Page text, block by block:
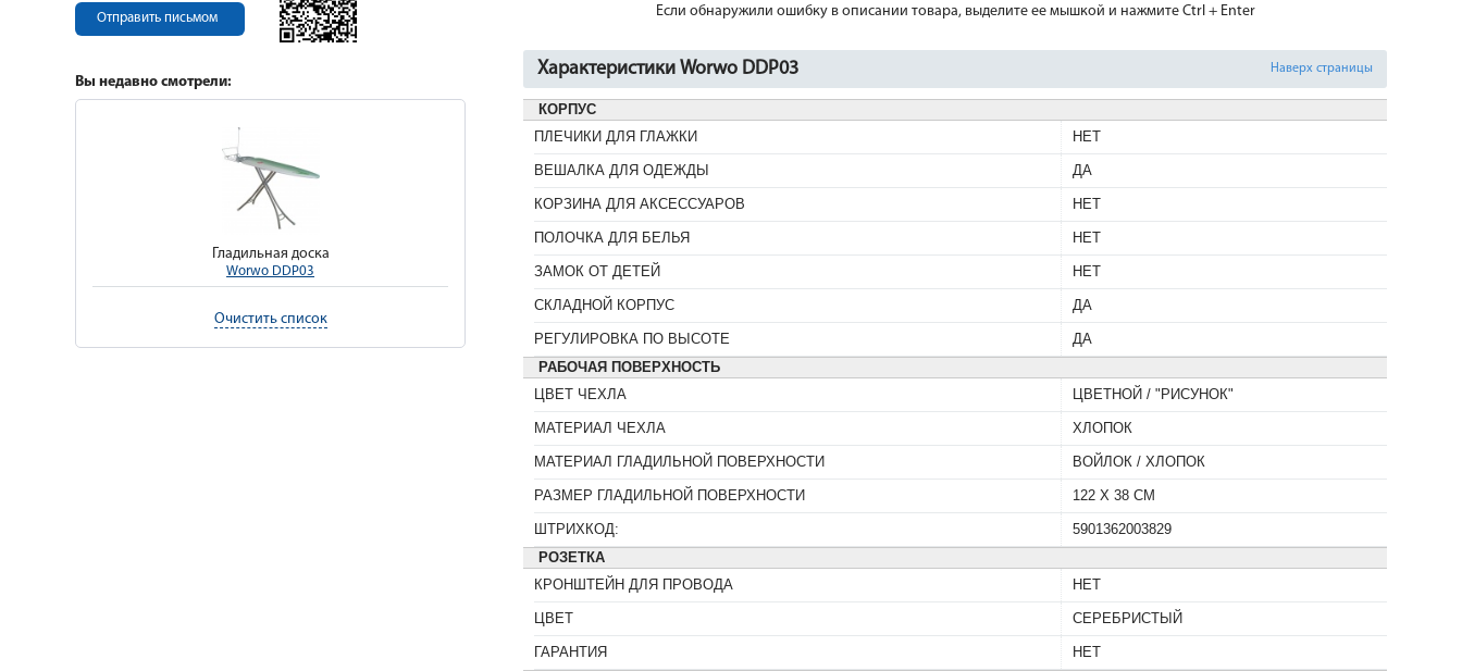
Отправить письмом
Вы недавно смотрели:
Гладильная доска
Worwo DDP03
Очистить список
Если обнаружили ошибку в описании товара, выделите ее мышкой и нажмите Ctrl + Enter
Характеристики Worwo DDP03 Наверх страницы
КОРПУС
ПЛЕЧИКИ ДЛЯ ГЛАЖКИ
НЕТ
ВЕШАЛКА ДЛЯ ОДЕЖДЫ ДА
КОРЗИНА ДЛЯ АКСЕССУАРОВ НЕТ
ПОЛОЧКА ДЛЯ БЕЛЬЯ НЕТ
ЗАМОК ОТ ДЕТЕЙ НЕТ
СКЛАДНОЙ КОРПУС ДА
РЕГУЛИРОВКА ПО ВЫСОТЕ
ДА
РАБОЧАЯ ПОВЕРХНОСТЬ
ЦВЕТ ЧЕХЛА
ЦВЕТНОЙ / "РИСУНОК"
МАТЕРИАЛ ЧЕХЛА ХЛОПОК
МАТЕРИАЛ ГЛАДИЛЬНОЙ ПОВЕРХНОСТИ ВОЙЛОК / ХЛОПОК
РАЗМЕР ГЛАДИЛЬНОЙ ПОВЕРХНОСТИ 122 Х 38 СМ
ШТРИХКОД:
5901362003829
РОЗЕТКА
КРОНШТЕЙН ДЛЯ ПРОВОДА
НЕТ
ЦВЕТ СЕРЕБРИСТЫЙ
ГАРАНТИЯ
НЕТ